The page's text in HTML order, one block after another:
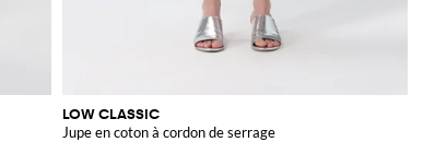
LOW CLASSIC
Jupe en coton à cordon de serrage